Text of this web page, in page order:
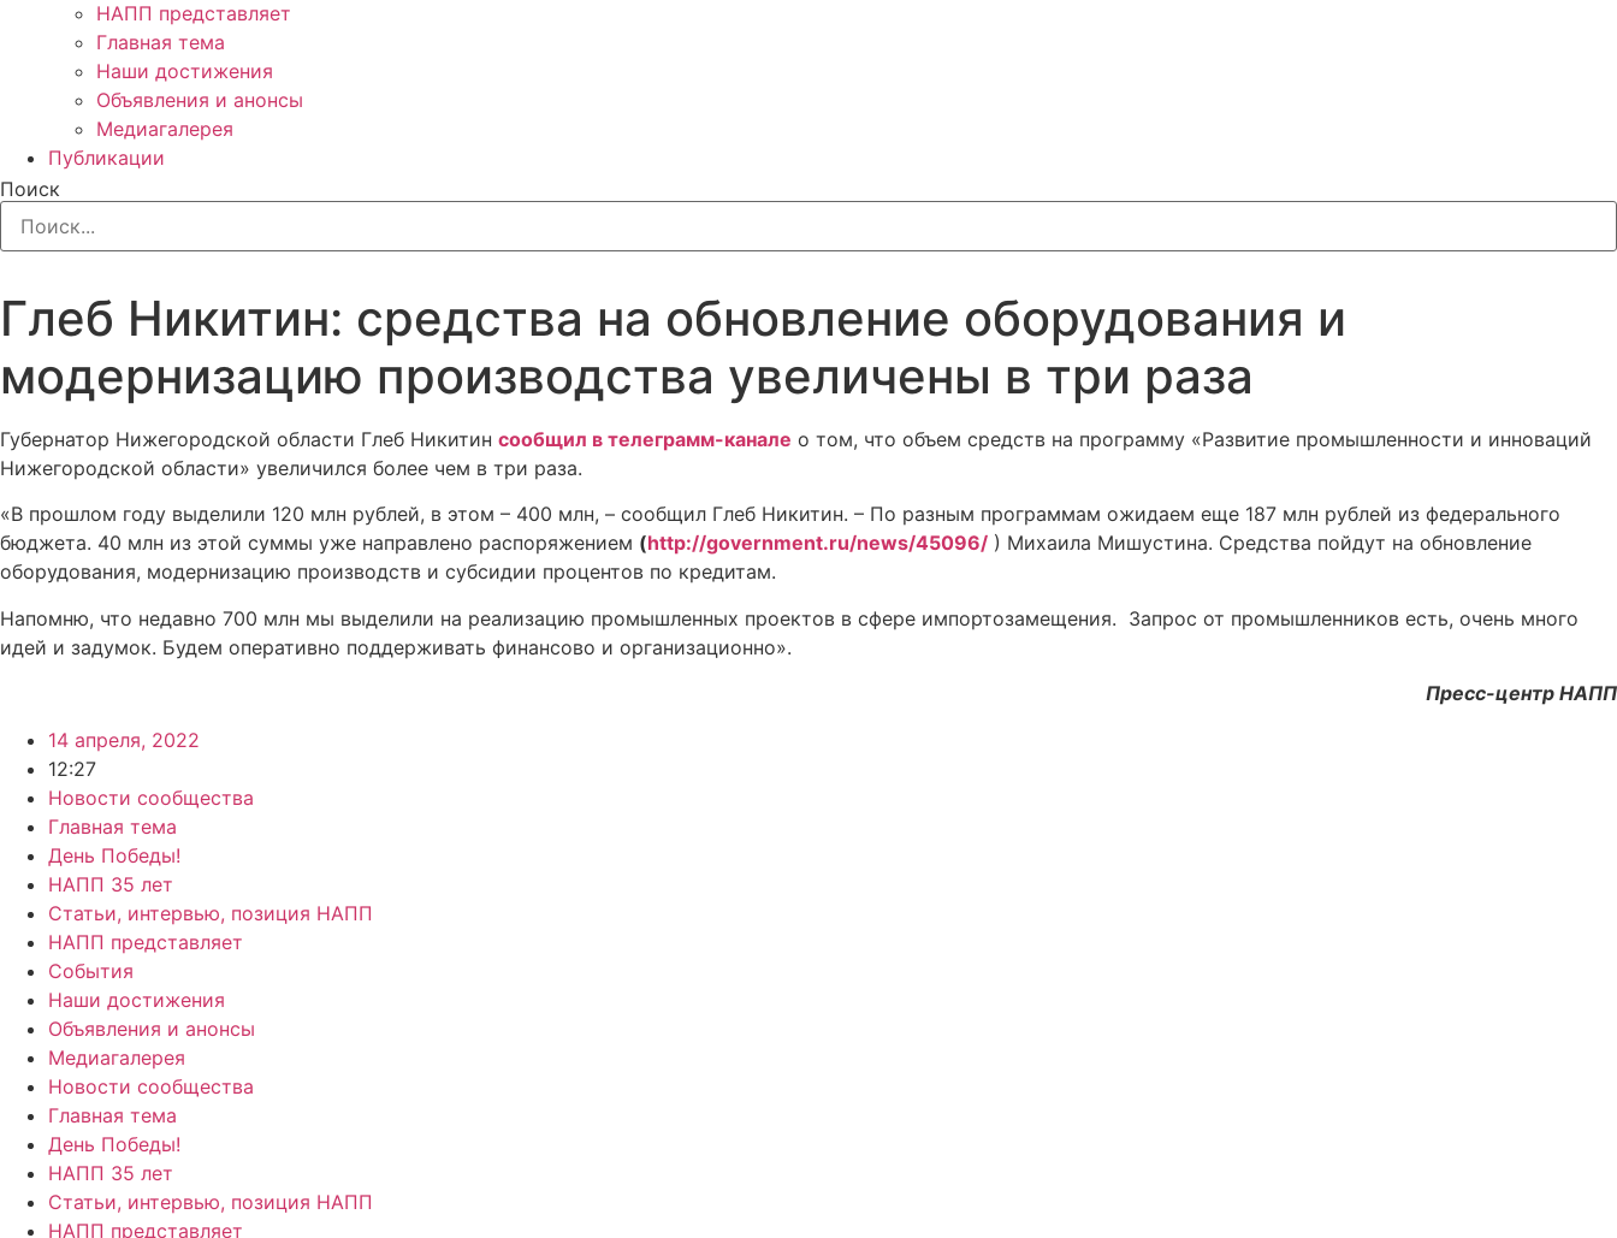
НАПП представляет
Главная тема
Наши достижения
Объявления и анонсы
Медиагалерея
Публикации
Поиск
Глеб Никитин: средства на обновление оборудования и
модернизацию производства увеличены в три раза
Губернатор Нижегородской области Глеб Никитин сообщил в телеграмм-канале о том, что объем средств на программу «Развитие промышленности и инноваций
Нижегородской области» увеличился более чем в три раза.
«В прошлом году выделили 120 млн рублей, в этом – 400 млн, – сообщил Глеб Никитин. – По разным программам ожидаем еще 187 млн рублей из федерального
бюджета. 40 млн из этой суммы уже направлено распоряжением (http://government.ru/news/45096/ ) Михаила Мишустина. Средства пойдут на обновление
оборудования, модернизацию производств и субсидии процентов по кредитам.
Напомню, что недавно 700 млн мы выделили на реализацию промышленных проектов в сфере импортозамещения. Запрос от промышленников есть, очень много
идей и задумок. Будем оперативно поддерживать финансово и организационно».
Пресс-центр НАПП
14 апреля, 2022
12:27
Новости сообщества
Главная тема
День Победы!
НАПП 35 лет
Статьи, интервью, позиция НАПП
НАПП представляет
События
Наши достижения
Объявления и анонсы
Медиагалерея
Новости сообщества
Главная тема
День Победы!
НАПП 35 лет
Статьи, интервью, позиция НАПП
НАПП представляет